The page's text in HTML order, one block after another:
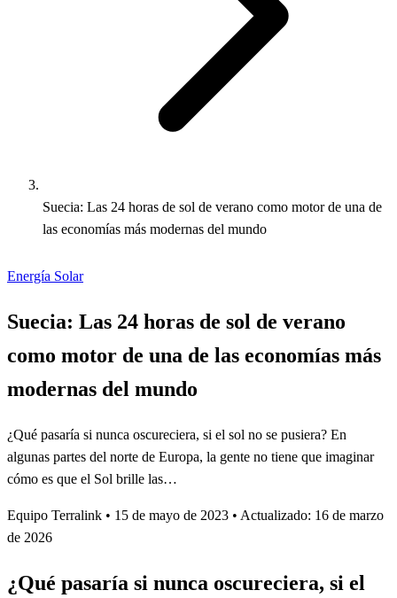
Suecia: Las 24 horas de sol de verano como motor de una de
las economías más modernas del mundo
Energía Solar
Suecia: Las 24 horas de sol de verano
como motor de una de las economías más
modernas del mundo
¿Qué pasaría si nunca oscureciera, si el sol no se pusiera? En
algunas partes del norte de Europa, la gente no tiene que imaginar
cómo es que el Sol brille las…
Equipo Terralink • 15 de mayo de 2023 • Actualizado: 16 de marzo
de 2026
¿Qué pasaría si nunca oscureciera, si el